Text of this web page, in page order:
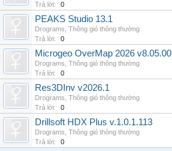
Trả lời:
0
PEAKS Studio 13.1
Drograms Thông gió thông thường
Trả lời:
0
Microgeo OverMap 2026 v8.05.00
Drograms Thông gió thông thường
Trả lời:
0
Res3DInv v2026.1
Drograms Thông gió thông thường
Trả lời:
0
Drillsoft HDX Plus v.1.0.1.113
Drograms Thông gió thông thường
Trả lời:
0